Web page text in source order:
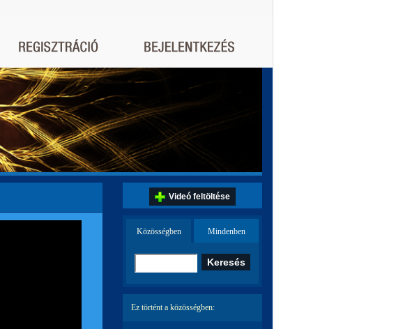
Videó feltöltése
Közösségben Mindenben
Ez történt a közösségben: